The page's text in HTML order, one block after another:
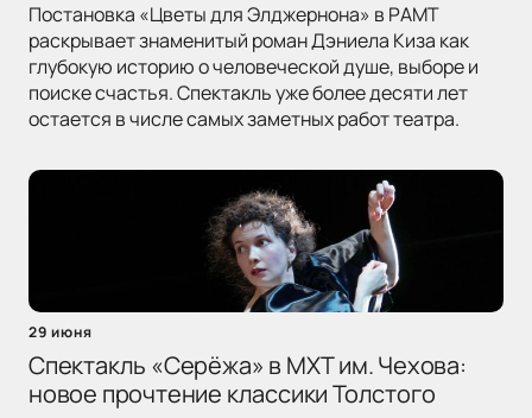
Постановка «Цветы для Элджернона» в РАМТ
раскрывает знаменитый роман Дэниела Киза как
глубокую историю о человеческой душе, выборе и
поиске счастья. Спектакль уже более десяти лет
остается в числе самых заметных работ театра.
29 июня
Спектакль «Серёжа» в МХТ им. Чехова:
новое прочтение классики Толстого